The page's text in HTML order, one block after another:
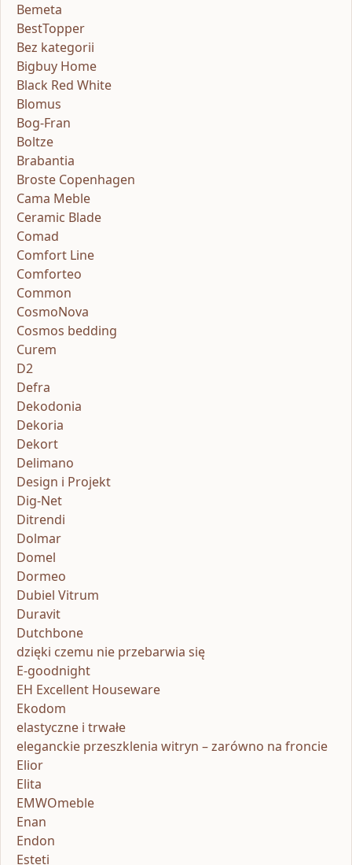
Bemeta
BestTopper
Bez kategorii
Bigbuy Home
Black Red White
Blomus
Bog-Fran
Boltze
Brabantia
Broste Copenhagen
Cama Meble
Ceramic Blade
Comad
Comfort Line
Comforteo
Common
CosmoNova
Cosmos bedding
Curem
D2
Defra
Dekodonia
Dekoria
Dekort
Delimano
Design i Projekt
Dig-Net
Ditrendi
Dolmar
Domel
Dormeo
Dubiel Vitrum
Duravit
Dutchbone
dzięki czemu nie przebarwia się
E-goodnight
EH Excellent Houseware
Ekodom
elastyczne i trwałe
eleganckie przeszklenia witryn – zarówno na froncie
Elior
Elita
EMWOmeble
Enan
Endon
Esteti